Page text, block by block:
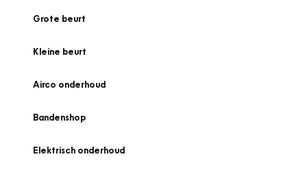
Grote beurt
Kleine beurt
Airco onderhoud
Bandenshop
Elektrisch onderhoud